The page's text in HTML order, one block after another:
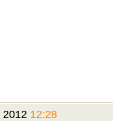
2012 12:28